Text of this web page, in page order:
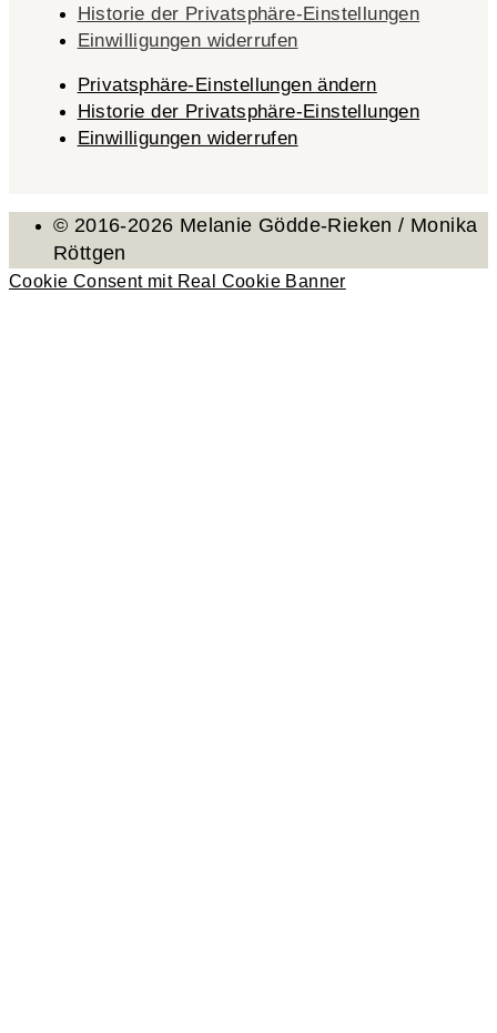
Historie der Privatsphäre-Einstellungen
Einwilligungen widerrufen
Privatsphäre-Einstellungen ändern
Historie der Privatsphäre-Einstellungen
Einwilligungen widerrufen
© 2016-2026 Melanie Gödde-Rieken / Monika
Röttgen
Cookie Consent mit Real Cookie Banner